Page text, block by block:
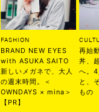
FASHION
BRAND NEW EYES
with ASUKA SAITO
新しいメガネで、大人
の週末時間。＜
OWNDAYS × mina＞
【PR】
再始
丼、
へ。
と、
もの